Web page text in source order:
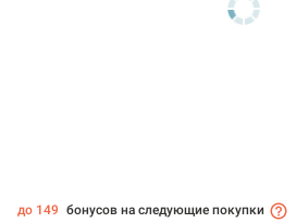
до 149 бонусов на следующие покупки